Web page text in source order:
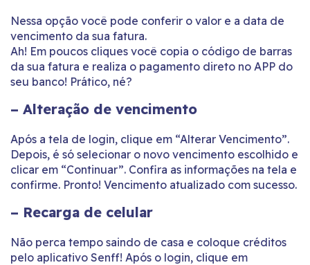
Nessa opção você pode conferir o valor e a data de
vencimento da sua fatura.
Ah! Em poucos cliques você copia o código de barras
da sua fatura e realiza o pagamento direto no APP do
seu banco! Prático, né?
– Alteração de vencimento
Após a tela de login, clique em “Alterar Vencimento”.
Depois, é só selecionar o novo vencimento escolhido e
clicar em “Continuar”. Confira as informações na tela e
confirme. Pronto! Vencimento atualizado com sucesso.
– Recarga de celular
Não perca tempo saindo de casa e coloque créditos
pelo aplicativo Senff! Após o login, clique em